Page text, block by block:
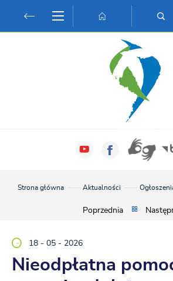
Przejdź do wyszukiwarki.
Przejdź do ustawień wielkości czcionki.
Włącz wersję kontrastową strony.
Strona główna Aktualności
Poprzednia
18 - 05 - 2026
Nieodpłatna